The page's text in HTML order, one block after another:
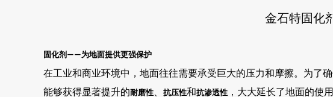
金石特固化
固化剂 ——为地面提供更强保护
在工业和商业环境中，地面往往需要承受巨大的压力和摩擦。为了确
能够获得显著提升的耐磨性 抗压性和抗渗透性 ，大大延长了地面的使